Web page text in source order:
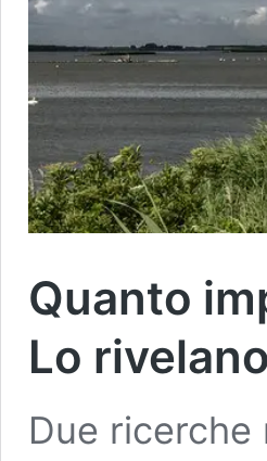
Quanto
Lo
Due ricerche